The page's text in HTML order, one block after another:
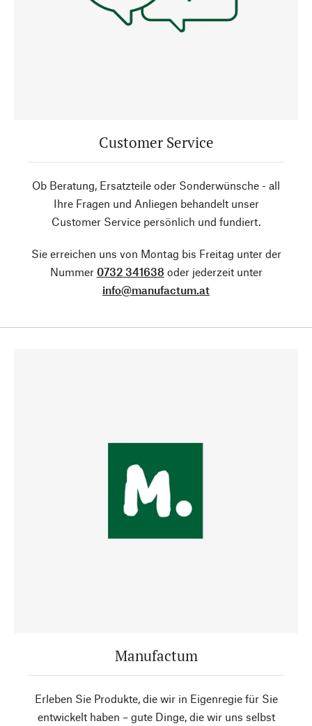
Customer Service
Ob Beratung, Ersatzteile oder Sonderwünsche - all
Ihre Fragen und Anliegen behandelt unser
Customer Service persönlich und fundiert.
Sie erreichen uns von Montag bis Freitag unter der
Nummer 0732 341638 oder jederzeit unter
info@manufactum.at
Manufactum
Erleben Sie Produkte, die wir in Eigenregie für Sie
entwickelt haben – gute Dinge, die wir uns selbst